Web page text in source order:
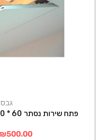
גבס
פתח שירות נסתר 60 * 60 דגם קלאסיק OPENART
₪500.00